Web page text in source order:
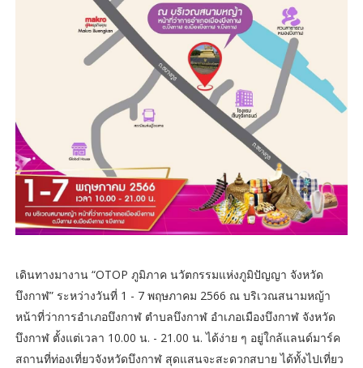
เดินทางมางาน “OTOP ภูมิภาค นวัตกรรมแห่งภูมิปัญญา จังหวัด
บึงกาฬ” ระหว่างวันที่ 1 - 7 พฤษภาคม 2566 ณ บริเวณสนามหญ้า
หน้าที่ว่าการอำเภอบึงกาฬ ตำบลบึงกาฬ อำเภอเมืองบึงกาฬ จังหวัด
บึงกาฬ ตั้งแต่เวลา 10.00 น. - 21.00 น. ได้ง่าย ๆ อยู่ใกล้แลนด์มาร์ค
สถานที่ท่องเที่ยวจังหวัดบึงกาฬ สุดแสนจะสะดวกสบาย ได้ทั้งไปเที่ยว